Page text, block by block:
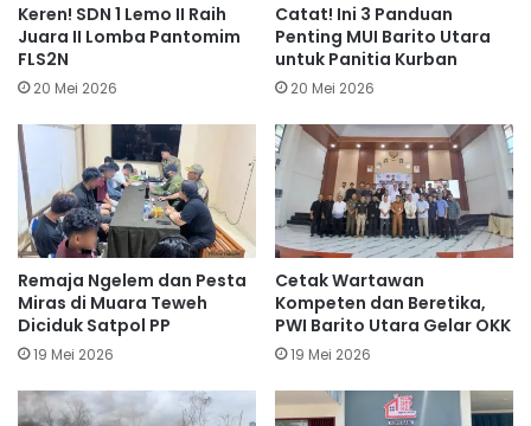
Keren! SDN 1 Lemo II Raih
Juara II Lomba Pantomim
FLS2N
20 Mei 2026
Catat! Ini 3 Panduan
Penting MUI Barito Utara
untuk Panitia Kurban
20 Mei 2026
Remaja Ngelem dan Pesta
Miras di Muara Teweh
Diciduk Satpol PP
19 Mei 2026
Cetak Wartawan
Kompeten dan Beretika,
PWI Barito Utara Gelar OKK
19 Mei 2026